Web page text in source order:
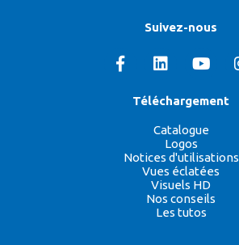
Suivez-nous
Téléchargement
Catalogue
Logos
Notices d'utilisations
Vues éclatées
Visuels HD
Nos conseils
Les tutos